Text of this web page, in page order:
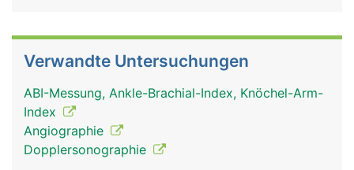
Verwandte Untersuchungen
ABI-Messung, Ankle-Brachial-Index, Knöchel-Arm-
Index
Angiographie
Dopplersonographie